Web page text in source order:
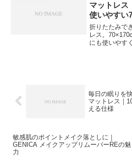
マットレス
使いやすい
折りたたみで
レス。
にも使いやす
毎日の眠りを
マットレス｜
える仕様
敏感肌のポイントメイク落としに｜
GENICA メイクアップリムーバーREの魅
力